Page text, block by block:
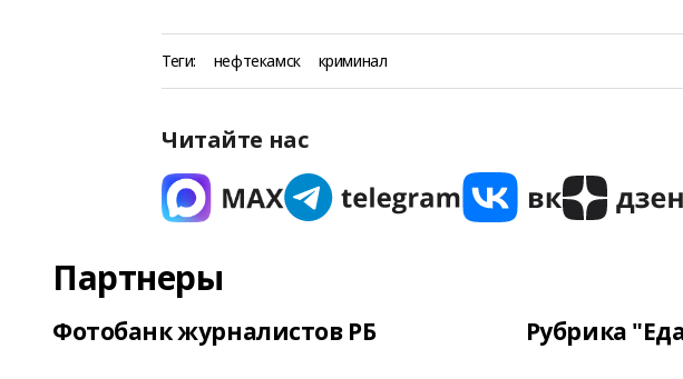
Теги: нефтекамск криминал
Читайте нас
Партнеры
Фотобанк журналистов РБ Рубрика